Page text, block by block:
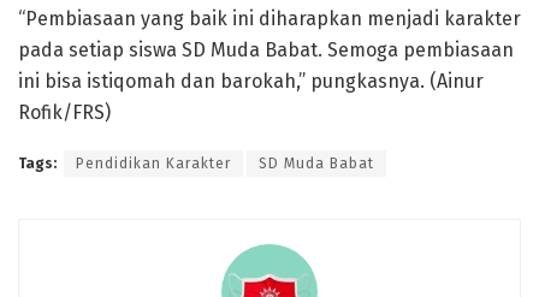
“Pembiasaan yang baik ini diharapkan menjadi karakter
pada setiap siswa SD Muda Babat. Semoga pembiasaan
ini bisa istiqomah dan barokah,” pungkasnya. (Ainur
Rofik/FRS)
Tags: Pendidikan Karakter SD Muda Babat